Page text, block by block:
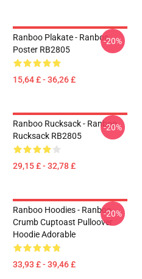
Ranboo Plakate - Ranboo
Poster RB2805
15,64 £ - 36,26 £
-20%
Ranboo Rucksack - Ranboo
Rucksack RB2805
29,15 £ - 32,78 £
-20%
Ranboo Hoodies - Ranboo
Crumb Cuptoast Pulloover
Hoodie Adorable
33,93 £ - 39,46 £
-20%